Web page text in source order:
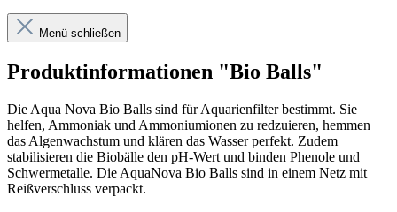
Menü schließen
Produktinformationen "Bio Balls"
Die Aqua Nova Bio Balls sind für Aquarienfilter bestimmt. Sie
helfen, Ammoniak und Ammoniumionen zu redzuieren, hemmen
das Algenwachstum und klären das Wasser perfekt. Zudem
stabilisieren die Biobälle den pH-Wert und binden Phenole und
Schwermetalle. Die AquaNova Bio Balls sind in einem Netz mit
Reißverschluss verpackt.